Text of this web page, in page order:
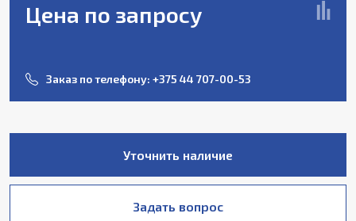
Цена по запросу
Заказ по телефону: +375 44 707-00-53
Уточнить наличие
Задать вопрос